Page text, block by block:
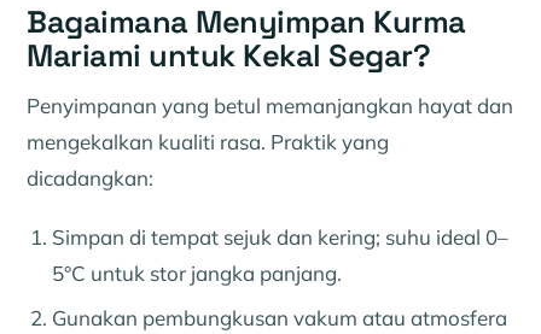
Bagaimana Menyimpan Kurma
Mariami untuk Kekal Segar?
Penyimpanan yang betul memanjangkan hayat dan
mengekalkan kualiti rasa. Praktik yang
dicadangkan:
Simpan di tempat sejuk dan kering; suhu ideal 0–
5°C untuk stor jangka panjang.
Gunakan pembungkusan vakum atau atmosfera